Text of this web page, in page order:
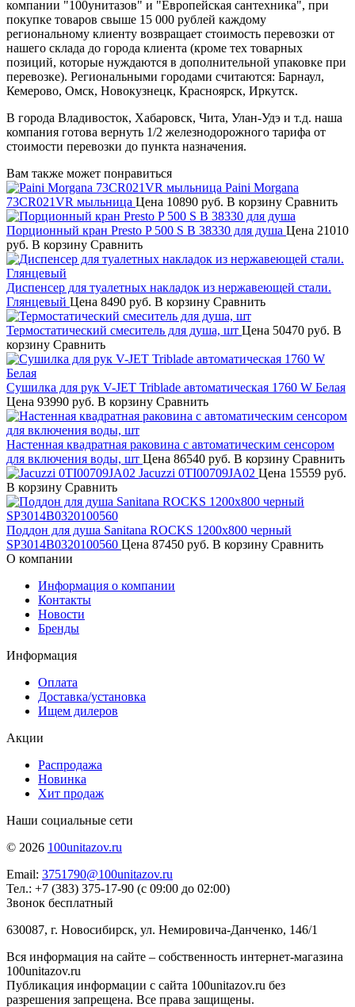
компании "100унитазов" и "Европейская сантехника", при
покупке товаров свыше 15 000 рублей каждому
региональному клиенту возвращает стоимость перевозки от
нашего склада до города клиента (кроме тех товарных
позиций, которые нуждаются в дополнительной упаковке при
перевозке). Региональными городами считаются: Барнаул,
Кемерово, Омск, Новокузнецк, Красноярск, Иркутск.
В города Владивосток, Хабаровск, Чита, Улан-Удэ и т.д. наша
компания готова вернуть 1/2 железнодорожного тарифа от
стоимости перевозки до пункта назначения.
Вам также может понравиться
Paini Morgana
73CR021VR мыльница Цена 10890 руб. В корзину Сравнить
Порционный кран Presto P 500 S B 38330 для душа Цена 21010
руб. В корзину Сравнить
Диспенсер для туалетных накладок из нержавеющей стали.
Глянцевый Цена 8490 руб. В корзину Сравнить
Термостатический смеситель для душа, шт Цена 50470 руб. В
корзину Сравнить
Сушилка для рук V-JET Triblade автоматическая 1760 W Белая
Цена 93990 руб. В корзину Сравнить
Настенная квадратная раковина с автоматическим сенсором
для включения воды, шт Цена 86540 руб. В корзину Сравнить
Jacuzzi 0TI00709JA02 Цена 15559 руб.
В корзину Сравнить
Поддон для душа Sanitana ROCKS 1200х800 черный
SP3014B0320100560 Цена 87450 руб. В корзину Сравнить
О компании
Информация о компании
Контакты
Новости
Бренды
Информация
Оплата
Доставка/установка
Ищем дилеров
Акции
Распродажа
Новинка
Хит продаж
Наши социальные сети
© 2026 100unitazov.ru
Email: 3751790@100unitazov.ru
Тел.: +7 (383) 375-17-90 (с 09:00 до 02:00)
Звонок бесплатный
630087, г. Новосибирск, ул. Немировича-Данченко, 146/1
Вся информация на сайте – собственность интернет-магазина
100unitazov.ru
Публикация информации с сайта 100unitazov.ru без
разрешения запрещена. Все права защищены.